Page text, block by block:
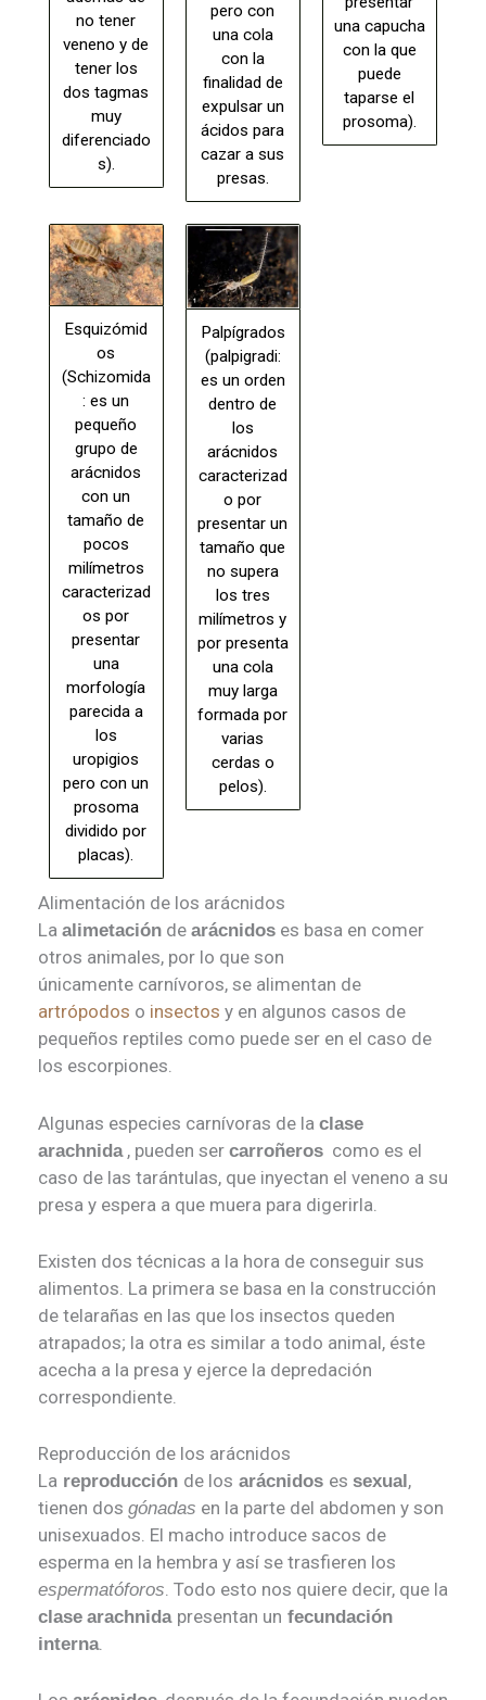
no tener
veneno y de
tener los
dos tagmas
muy
diferenciado
s).
pero con
una cola
con la
finalidad de
expulsar un
ácidos para
cazar a sus
presas.
una capucha
con la que
puede
taparse el
prosoma).
Esquizómid
os
(Schizomida
: es un
pequeño
grupo de
arácnidos
con un
tamaño de
pocos
milímetros
caracterizad
os por
presentar
una
morfología
parecida a
los
uropigios
pero con un
prosoma
dividido por
placas).
Palpígrados
(palpigradi:
es un orden
dentro de
los
arácnidos
caracterizad
o por
presentar un
tamaño que
no supera
los tres
milímetros y
por presenta
una cola
muy larga
formada por
varias
cerdas o
pelos).
Alimentación de los arácnidos
La alimetación de arácnidos es basa en comer
otros animales, por lo que son
únicamente carnívoros, se alimentan de
artrópodos o insectos y en algunos casos de
pequeños reptiles como puede ser en el caso de
los escorpiones.
Algunas especies carnívoras de la clase
arachnida, pueden ser carroñeros como es el
caso de las tarántulas, que inyectan el veneno a su
presa y espera a que muera para digerirla.
Existen dos técnicas a la hora de conseguir sus
alimentos. La primera se basa en la construcción
de telarañas en las que los insectos queden
atrapados; la otra es similar a todo animal, éste
acecha a la presa y ejerce la depredación
correspondiente.
Reproducción de los arácnidos
La reproducción de los arácnidos es sexual,
tienen dos gónadas en la parte del abdomen y son
unisexuados. El macho introduce sacos de
esperma en la hembra y así se trasfieren los
espermatóforos . Todo esto nos quiere decir, que la
clase arachnida presentan un fecundación
interna.